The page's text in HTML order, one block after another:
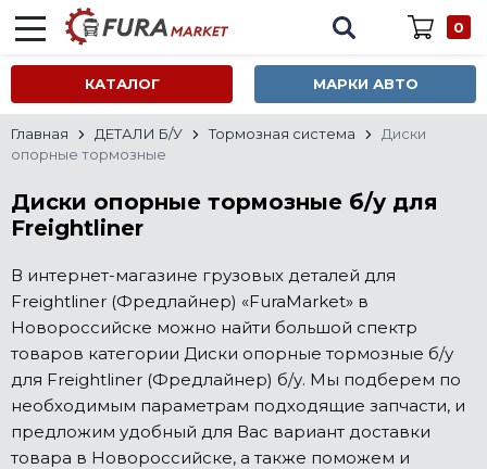
0
КАТАЛОГ МАРКИ АВТО
Главная ДЕТАЛИ Б/У Тормозная система
Диски
опорные тормозные
Диски опорные тормозные б/у для
Freightliner
В интернет-магазине грузовых деталей для
Freightliner (Фредлайнер) «FuraMarket» в
Новороссийске можно найти большой спектр
товаров категории Диски опорные тормозные б/у
для Freightliner (Фредлайнер) б/у. Мы подберем по
необходимым параметрам подходящие запчасти, и
предложим удобный для Вас вариант доставки
товара в Новороссийске, а также поможем и